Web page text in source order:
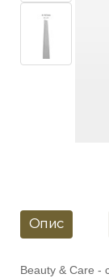
Опис
Beauty & Care -